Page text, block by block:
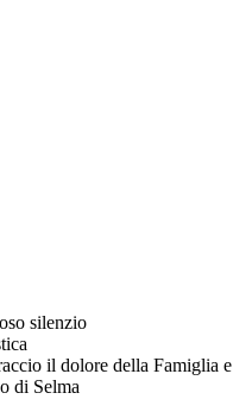
silenzio
il dolore della Famiglia e
di Selma